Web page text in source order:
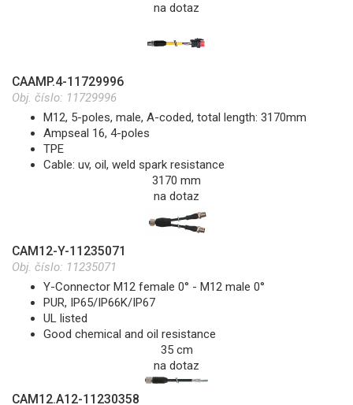
na dotaz
CAAMP.4-11729996
Obj. číslo: 11729996
M12, 5-poles, male, A-coded, total length: 3170mm
Ampseal 16, 4-poles
TPE
Cable: uv, oil, weld spark resistance
3170 mm
na dotaz
CAM12-Y-11235071
Obj. číslo: 11235071
Y-Connector M12 female 0° - M12 male 0°
PUR, IP65/IP66K/IP67
UL listed
Good chemical and oil resistance
35 cm
na dotaz
CAM12.A12-11230358